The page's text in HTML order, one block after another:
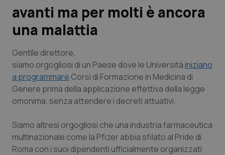
Scienza e Farmaci
Studi e Analisi
Lettere al direttore
Edizioni Regionali
Professionisti Sanitari.AI
avanti ma per molti è ancora
una malattia
Gentile direttore,
siamo orgogliosi di un Paese dove le Universitàiniziano
a programmare Corsi di Formazione in Medicina di
Genere prima della applicazione effettiva della legge
omonima, senza attendere i decreti attuativi.
Siamo altresì orgogliosi che una industria farmaceutica
multinazionale come la Pfizer abbia sfilato al Pride di
Roma con i suoi dipendenti ufficialmente organizzati